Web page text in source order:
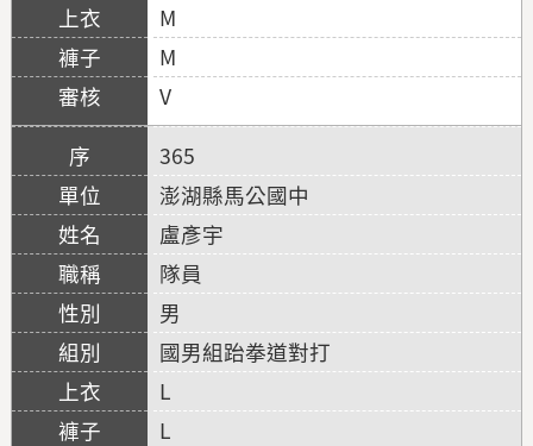
M
M
V
365
澎湖縣馬公國中
盧彥宇
隊員
男
國男組跆拳道對打
L
L